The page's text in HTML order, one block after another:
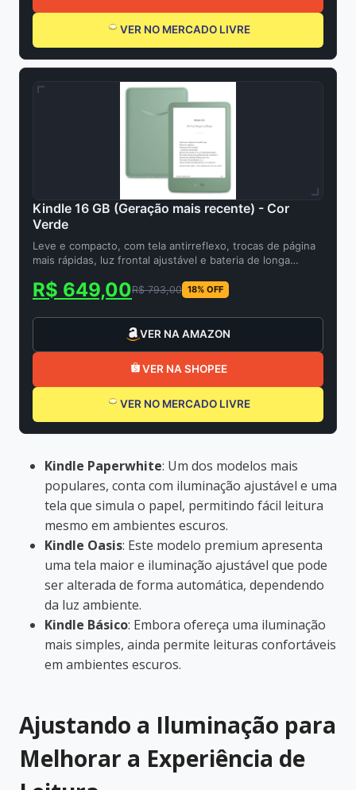
VER NO MERCADO LIVRE
Kindle 16 GB (Geração mais recente) - Cor
Verde
Leve e compacto, com tela antirreflexo, trocas de página
mais rápidas, luz frontal ajustável e bateria de longa
R$ 649,00R$ 793,00 18% OFF
VER NA AMAZON
VER NA SHOPEE
VER NO MERCADO LIVRE
Kindle Paperwhite: Um dos modelos mais
populares, conta com iluminação ajustável e uma
tela que simula o papel, permitindo fácil leitura
mesmo em ambientes escuros.
Kindle Oasis: Este modelo premium apresenta
uma tela maior e iluminação ajustável que pode
ser alterada de forma automática, dependendo
da luz ambiente.
Kindle Básico: Embora ofereça uma iluminação
mais simples, ainda permite leituras confortáveis
em ambientes escuros.
Ajustando a Iluminação para
Melhorar a Experiência de